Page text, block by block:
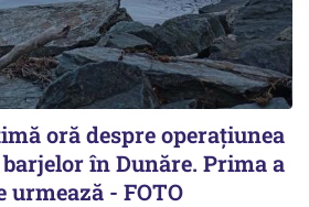
oră despre operațiunea
în Dunăre. Prima a
urmează - FOTO